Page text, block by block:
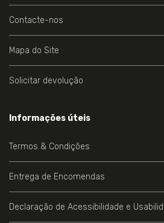
Contacte-nos
Mapa do Site
Solicitar devolução
Informações úteis
Termos & Condições
Entrega de Encomendas
Declaração de Acessibilidade e